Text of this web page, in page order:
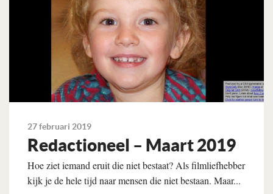
27 februari 2019
Redactioneel – Maart 2019
Hoe ziet iemand eruit die niet bestaat? Als filmliefhebber
kijk je de hele tijd naar mensen die niet bestaan. Maar...